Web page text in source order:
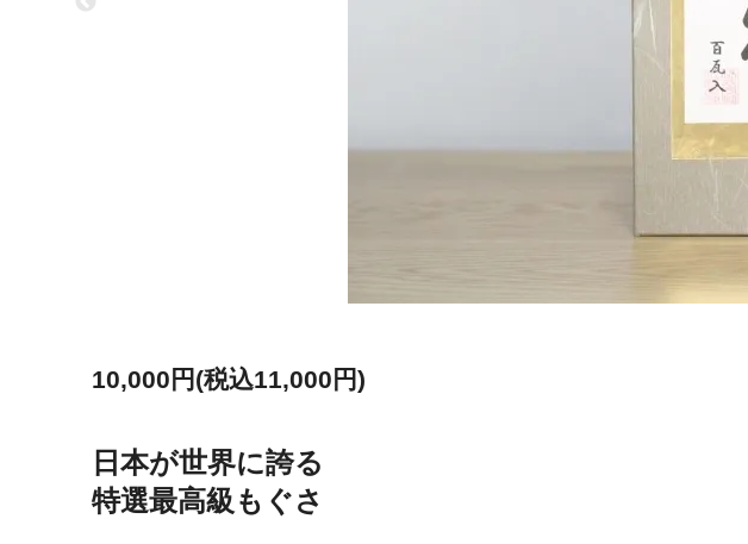
10,000円(税込11,000円)
日本が世界に誇る
特選最高級もぐさ